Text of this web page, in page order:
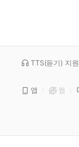
TTS(듣기) 지원
앱
웹